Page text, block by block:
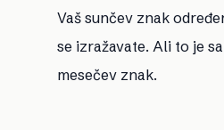
Vaš sunčev znak
se izražavate. Ali to je
mesečev znak.